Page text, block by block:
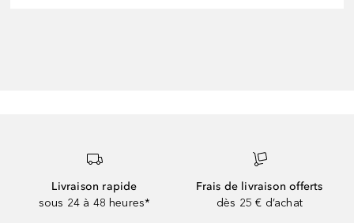
Livraison rapide
sous 24 à 48 heures*
Frais de livraison offerts
dès 25 € d’achat